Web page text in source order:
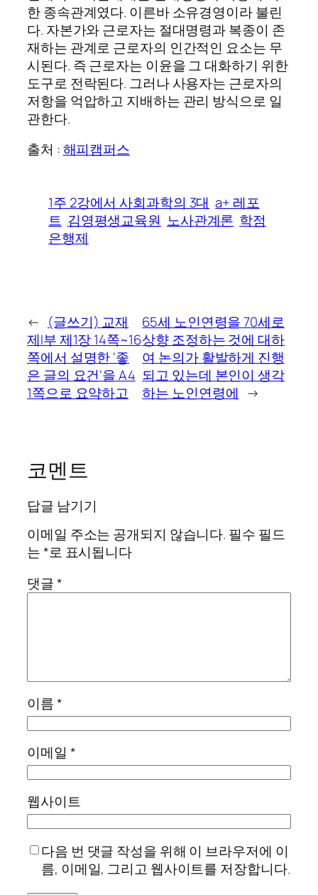
한 종속관계였다. 이른바 소유경영이라 불린
다. 자본가와 근로자는 절대명령과 복종이 존
재하는 관계로 근로자의 인간적인 요소는 무
시된다. 즉 근로자는 이윤을 그 대화하기 위한
도구로 전락된다. 그러나 사용자는 근로자의
저항을 억압하고 지배하는 관리 방식으로 일
관한다.
출처 :해피캠퍼스
1주 2강에서 사회과학의 3대 a+ 레포
트 김영평생교육원 노사관계론 학점
은행제
← (글쓰기) 교재
제I부 제1장 14쪽~16
쪽에서 설명한 ‘좋
은 글의 요건‘을 A4
1쪽으로 요약하고
65세 노인연령을 70세로
상향 조정하는 것에 대하
여 논의가 활발하게 진행
되고 있는데 본인이 생각
하는 노인연령에 →
코멘트
답글 남기기
이메일 주소는 공개되지 않습니다. 필수 필드
는*로 표시됩니다
댓글*
이름*
이메일 *
웹사이트
다음 번 댓글 작성을 위해 이 브라우저에 이
름, 이메일, 그리고 웹사이트를 저장합니다.